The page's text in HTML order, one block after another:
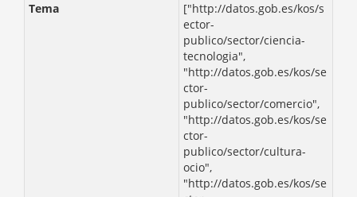
Tema
["http://datos.gob.es/kos/s
ector-
publico/sector/ciencia-
tecnologia",
"http://datos.gob.es/kos/se
ctor-
publico/sector/comercio",
"http://datos.gob.es/kos/se
ctor-
publico/sector/cultura-
ocio",
"http://datos.gob.es/kos/se